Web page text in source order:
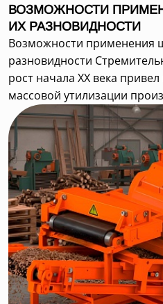
ВОЗМОЖНОСТИ
ИХ РАЗНОВИДНОСТИ
Возможности применения
разновидности
рост начала XX века
массовой утилизации